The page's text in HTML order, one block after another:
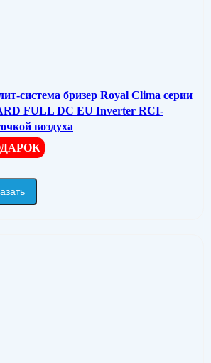
система бризер Royal Clima серии
FULL DC EU Inverter RCI-
воздуха